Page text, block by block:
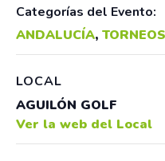
Categorías del Evento:
ANDALUCÍA,
LOCAL
AGUILÓN GOLF
Ver la web del Local